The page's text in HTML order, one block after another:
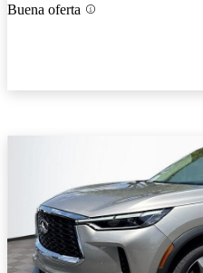
Buena oferta